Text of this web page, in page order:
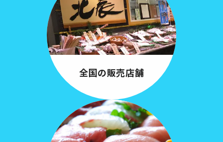
全国の販売店舗